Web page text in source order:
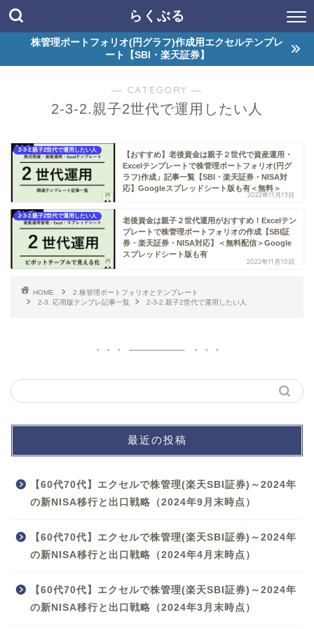
らくぶる
株管理ポートフォリオ(円グラフ)作成用エクセルテンプレ
ート【SBI・楽天証券】
― CATEGORY ―
2-3-2.親子2世代で運用したい人
2-3-2.親子2世代で運用したい人
【おすすめ】老後資金は親子２世代で資産運用・
Excelテンプレートで株管理ポートフォリオ(円グ
ラフ)作成」記事一覧【SBI・楽天証券・NISA対
応】Googleスプレッドシート版も有＜無料＞
2022年11月13日
2-3-2.親子2世代で運用したい人
老後資金は親子２世代運用がおすすめ！Excelテン
プレートで株管理ポートフォリオの作成【SBI証
券・楽天証券・NISA対応】＜無料配信＞Google
スプレッドシート版も有
2022年11月10日
HOME
2.株管理ポートフォリオとテンプレート
2-3. 応用版テンプレ記事一覧
2-3-2.親子2世代で運用したい人
最近の投稿
【60代70代】エクセルで株管理(楽天SBI証券)～2024年
の新NISA移行と出口戦略（2024年9月末時点）
【60代70代】エクセルで株管理(楽天SBI証券)～2024年
の新NISA移行と出口戦略（2024年4月末時点）
【60代70代】エクセルで株管理(楽天SBI証券)～2024年
の新NISA移行と出口戦略（2024年3月末時点）